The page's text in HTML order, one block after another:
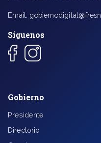
Email:
Síguenos
Gobierno
Presidente
Directorio